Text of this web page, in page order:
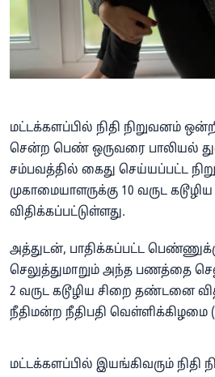
மட்டக்களப்பில் நிதி நிறுவனம்
சென்ற பெண் ஒருவரை பாலியல்
சம்பவத்தில் கைது செய்யப்பட்ட
முகாமையாளருக்கு 10 வருட
விதிக்கப்பட்டுள்ளது.
அத்துடன், பாதிக்கப்பட்ட
செலுத்துமாறும் அந்த பணத்தை
2 வருட கடூழிய சிறை தண்டனை
நீதிமன்ற நீதிபதி வெள்ளிக்கிழமை
மட்டக்களப்பில் இயங்கிவரும்